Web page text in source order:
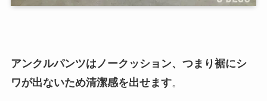
アンクルパンツはノークッション、つまり裾にシ
ワが出ないため清潔感を出せます。